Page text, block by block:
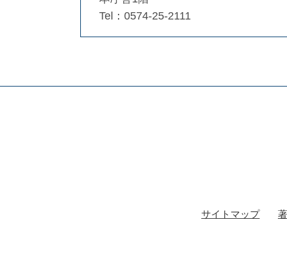
Tel：0574-25-2111
サイトマップ